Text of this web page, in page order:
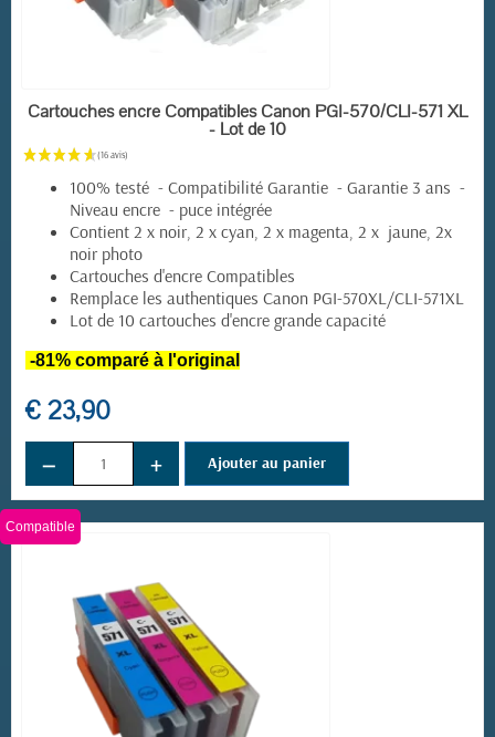
(8 avis)
EN STOCK
Cartouches encre Compatibles Canon PGI-570/CLI-571 XL
- Lot de 10
100% testé - Compatibilité Garantie - Garantie 3 ans -
Niveau encre - puce intégrée
Contient 2 x noir, 2 x cyan, 2 x magenta, 2 x jaune, 2x
noir photo
Cartouches d'encre Compatibles
Remplace les authentiques Canon PGI-570XL/CLI-571XL
Lot de 10 cartouches d'encre grande capacité
-81% comparé à l'original
€ 23,90
− + Ajouter au panier
Compatible